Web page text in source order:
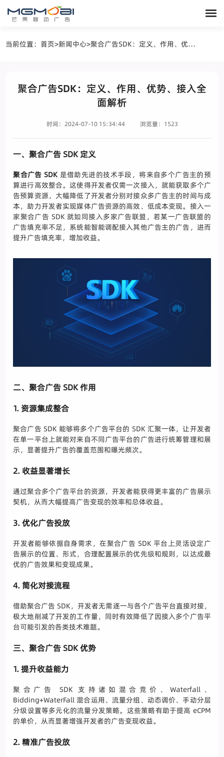
当前位置：首页>新闻中心> 聚合广告SDK：定义、作用、优势、接入全面解析
聚合广告SDK：定义、作用、优势、接入全
面解析
时间：2024-07-10 15:34:44 浏览量：1523
一、聚合广告 SDK 定义
聚合广告 SDK 是借助先进的技术手段，将来自多个广告主的预
算进行高效整合。这使得开发者仅需一次接入，就能获取多个广
告预算资源，大幅降低了开发者分别对接众多广告主的时间与成
本，助力开发者实现媒体广告资源的高效、低成本变现。接入一
家聚合广告 SDK 就如同接入多家广告联盟，若某一广告联盟的
广告填充率不足，系统能智能调配接入其他广告主的广告，进而
提升广告填充率，增加收益。
二、聚合广告 SDK 作用
1. 资源集成整合
聚合广告 SDK 能够将多个广告平台的 SDK 汇聚一体，让开发者
在单一平台上就能对来自不同广告平台的广告进行统筹管理和展
示，显著提升广告的覆盖范围和曝光频次。
2. 收益显著增长
通过聚合多个广告平台的资源，开发者能获得更丰富的广告展示
契机，从而大幅提高广告变现的效率和总体收益。
3. 优化广告投放
开发者能够依据自身需求，在聚合广告 SDK 平台上灵活设定广
告展示的位置、形式，合理配置展示的优先级和规则，以达成最
优的广告效果和变现成果。
4. 简化对接流程
借助聚合广告 SDK，开发者无需逐一与各个广告平台直接对接，
极大地削减了开发的工作量，同时有效降低了因接入多个广告平
台可能引发的各类技术难题。
三、聚合广告 SDK 优势
1. 提升收益能力
聚合广告 SDK 支持诸如混合竞价、Waterfall、
Bidding+WaterFall 混合运用、流量分组、动态调价、手动分层
分级设置等多元化的流量分发策略。这些策略有助于提高 eCPM
的单价，从而显著增强开发者的广告变现收益。
2. 精准广告投放